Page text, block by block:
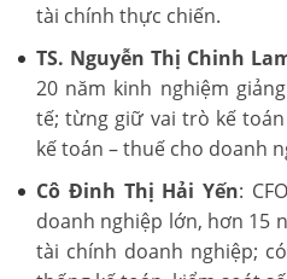
tài chính thực chiến.
TS. Nguyễn Thị Chinh
20 năm kinh nghiệm
tế; từng giữ vai trò kế
kế toán – thuế cho doanh
Cô Đinh Thị Hải Yến:
doanh nghiệp lớn, hơn 15
tài chính doanh nghiệp;